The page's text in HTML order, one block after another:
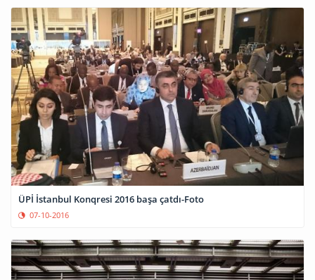
ÜPİ İstanbul Konqresi 2016 başa çatdı-Foto
07-10-2016